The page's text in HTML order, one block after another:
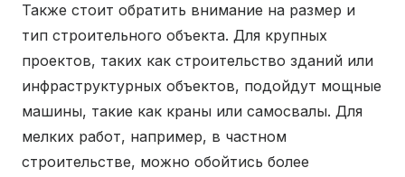
Также стоит обратить внимание на размер и
тип строительного объекта. Для крупных
проектов, таких как строительство зданий или
инфраструктурных объектов, подойдут мощные
машины, такие как краны или самосвалы. Для
мелких работ, например, в частном
строительстве, можно обойтись более